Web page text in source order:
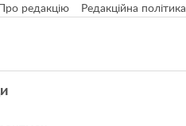
Про редакцію Редакційна політика